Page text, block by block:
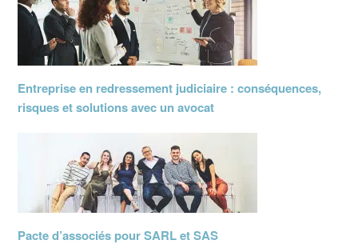
Entreprise en redressement judiciaire : conséquences,
risques et solutions avec un avocat
Pacte d’associés pour SARL et SAS